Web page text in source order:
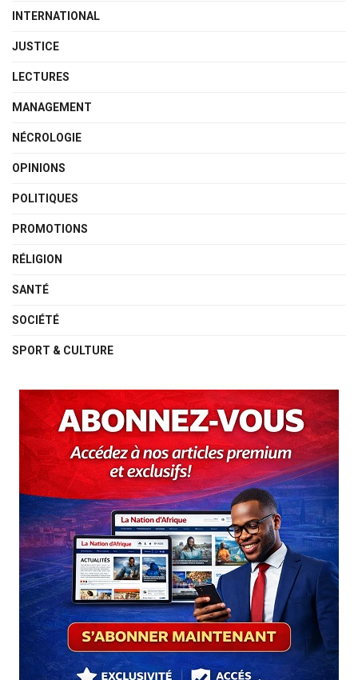
INTERNATIONAL
JUSTICE
LECTURES
MANAGEMENT
NÉCROLOGIE
OPINIONS
POLITIQUES
PROMOTIONS
RÉLIGION
SANTÉ
SOCIÉTÉ
SPORT & CULTURE